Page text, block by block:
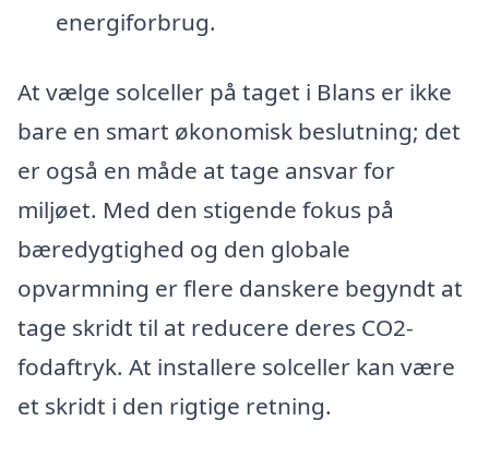
energiforbrug.
At vælge solceller på taget i Blans er ikke
bare en smart økonomisk beslutning; det
er også en måde at tage ansvar for
miljøet. Med den stigende fokus på
bæredygtighed og den globale
opvarmning er flere danskere begyndt at
tage skridt til at reducere deres CO2-
fodaftryk. At installere solceller kan være
et skridt i den rigtige retning.